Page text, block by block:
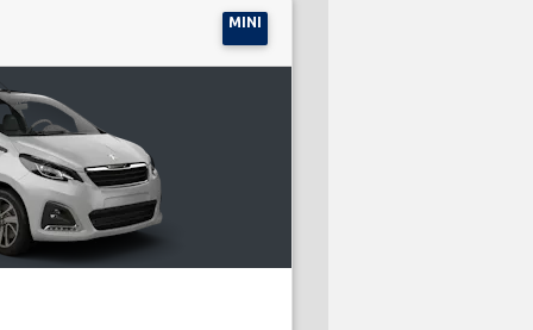
MINI